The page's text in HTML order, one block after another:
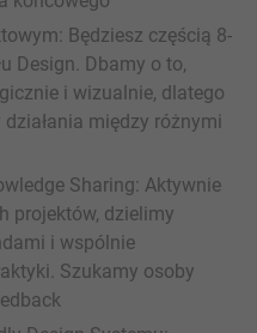
Będziesz częścią 8-
Design. Dbamy o to,
i wizualnie, dlatego
między różnymi
Sharing: Aktywnie
projektów, dzielimy
i wspólnie
Szukamy osoby